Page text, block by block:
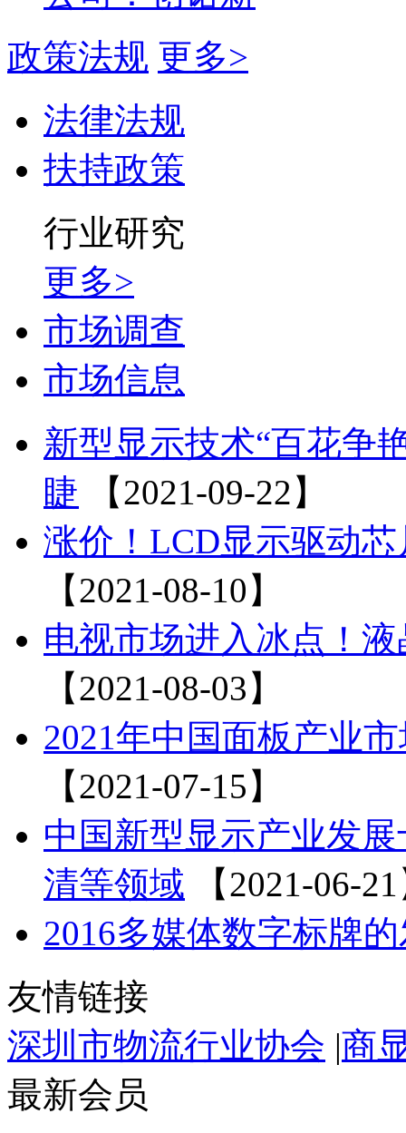
政策法规 更多>
法律法规
扶持政策
行业研究
更多>
市场调查
市场信息
新型显示技术“百花争
睫
【2021-09-22】
涨价！LCD显示驱动
【2021-08-10】
电视市场进入冰点！
【2021-08-03】
2021年中国面板产业
【2021-07-15】
中国新型显示产业发
清等领域
【2021-06-
2016多媒体数字标牌
友情链接
深圳市物流行业协会 |商
最新会员